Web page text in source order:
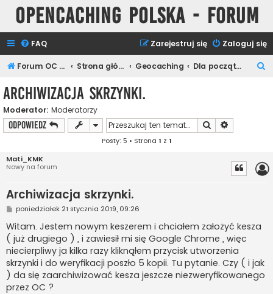
Opencaching Polska - Forum
FAQ Zaloguj się
Zarejestruj się
Forum OC PL Strona główna Geocaching Dla początkujących
Archiwizacja skrzynki.
Moderator: Moderatorzy
ODPOWIEDZ Szukaj
Posty: 5 • Strona 1 z 1
Mati_KMK
Nowy na forum
Archiwizacja skrzynki.
P
o
s
t
poniedziałek 21 stycznia 2019, 09:26
Witam. Jestem nowym keszerem i chciałem założyć kesza
( już drugiego ) , i zawiesił mi się Google Chrome , więc
niecierpliwy ja kilka razy kliknąłem przycisk utworzenia
skrzynki i do weryfikacji poszło 5 kopii. Tu pytanie. Czy ( i jak
) da się zaarchiwizować kesza jeszcze niezweryfikowanego
przez OC ?